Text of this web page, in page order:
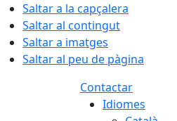
Saltar a la capçalera
Saltar al contingut
Saltar a imatges
Saltar al peu de pàgina
Contactar
Idiomes